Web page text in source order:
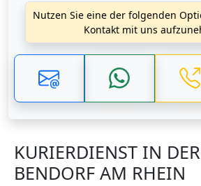
Nutzen Sie eine der folgenden
Kontakt mit uns
KURIERDIENST IN
BENDORF AM RHEIN